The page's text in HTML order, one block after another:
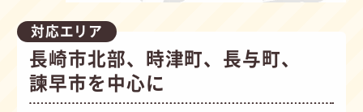
対応エリア
長崎市北部、時津町、長与町、
諫早市を中心に